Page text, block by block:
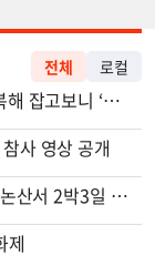
전체 로컬
신호위반 후 달아난 배달기사…경찰 잠복해 잡고보니 ‘반전’
사 영상 공개
천하람, 현역 의원 최초 신병교육 입소…논산서 2박3일 생활
제